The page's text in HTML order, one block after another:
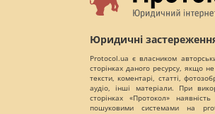
Юридичні
Protocol.ua є власником
сторінках даного ресурсу, якщо
тексти, коментарі, статті,
аудіо, інші матеріали. При
сторінках «Протокол»
пошуковими системами на